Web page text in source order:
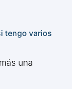
tengo varios
una